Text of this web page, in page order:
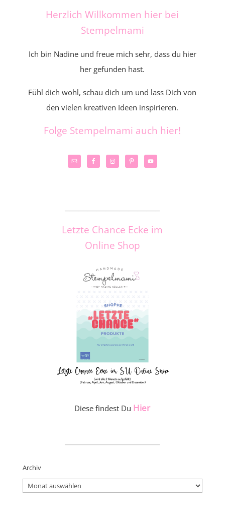
Herzlich Willkommen hier bei
Stempelmami
Ich bin Nadine und freue mich sehr, dass du hier
her gefunden hast.
Fühl dich wohl, schau dich um und lass Dich von
den vielen kreativen Ideen inspirieren.
Folge Stempelmami auch hier!
Letzte Chance Ecke im
Online Shop
Diese findest Du Hier
Archiv
Archiv